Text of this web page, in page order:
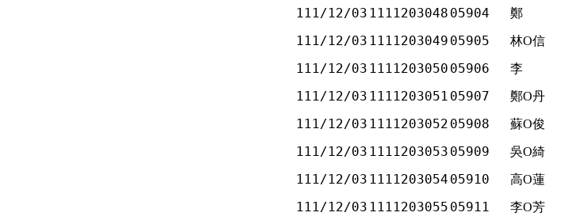
111/12/03 1111203048 05904 鄭
111/12/03 1111203049 05905 林O信
111/12/03 1111203050 05906 李
111/12/03 1111203051 05907 鄭O丹
111/12/03 1111203052 05908 蘇O俊
111/12/03 1111203053 05909 吳O綺
111/12/03 1111203054 05910 高O蓮
111/12/03 1111203055 05911 李O芳